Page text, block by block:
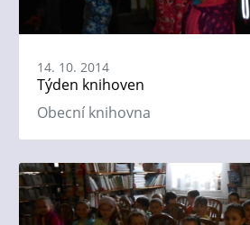
14. 10. 2014
Týden knihoven
Obecní knihovna